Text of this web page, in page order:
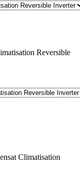
Reversible
Climatisation